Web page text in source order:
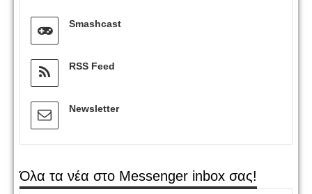
Smashcast
RSS Feed
Newsletter
Όλα τα νέα στο Messenger inbox σας!